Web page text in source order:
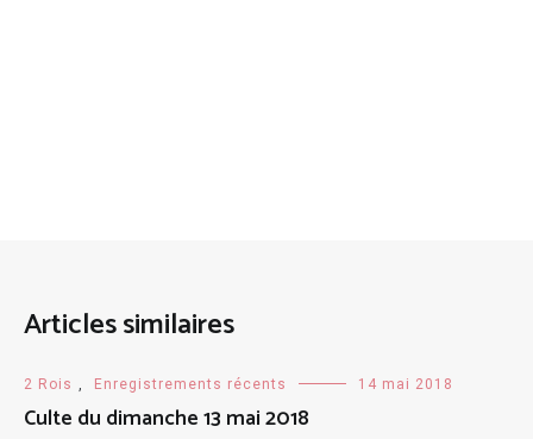
Articles similaires
2 Rois , Enregistrements récents 14 mai 2018
Culte du dimanche 13 mai 2018